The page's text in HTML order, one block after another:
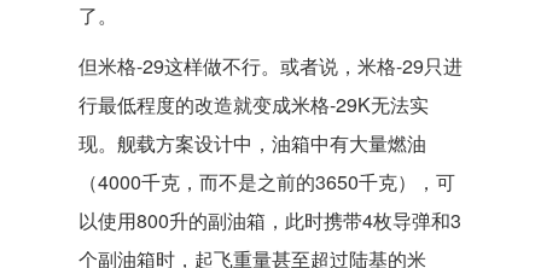
了。
但米格-29这样做不行。或者说，米格-29只进
行最低程度的改造就变成米格-29K无法实
现。舰载方案设计中，油箱中有大量燃油
（4000千克，而不是之前的3650千克），可
以使用800升的副油箱，此时携带4枚导弹和3
个副油箱时，起飞重量甚至超过陆基的米